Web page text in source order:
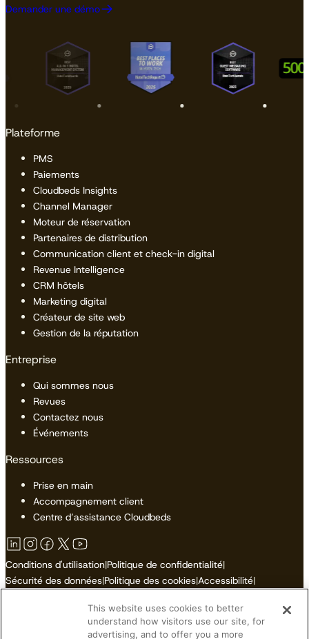
Demander une démo
Plateforme
PMS
Paiements
Cloudbeds Insights
Channel Manager
Moteur de réservation
Partenaires de distribution
Communication client et check-in digital
Revenue Intelligence
CRM hôtels
Marketing digital
Créateur de site web
Gestion de la réputation
Entreprise
Qui sommes nous
Revues
Contactez nous
Événements
Ressources
Prise en main
Accompagnement client
Centre d’assistance Cloudbeds
Conditions d'utilisation|Politique de confidentialité|
Sécurité des données|Politique des cookies|Accessibilité|
Ne pas vendre ni partager mes informations personnelles
This website uses cookies to better
understand how visitors use our site, for
advertising, and to offer you a more